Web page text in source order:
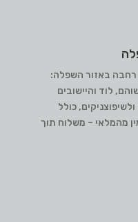
רחבה באזור השפלה:
לוד והיישובים
כולל
מהמלאי – משלוח תוך